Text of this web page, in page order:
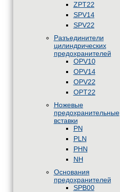
ZPT22
SPV14
SPV22
Разъединители
цилиндрических
предохранителей
OPV10
OPV14
OPV22
OPT22
Ножевые
предохранительные
вставки
PN
PLN
PHN
NH
Основания
предохранителей
SPB00